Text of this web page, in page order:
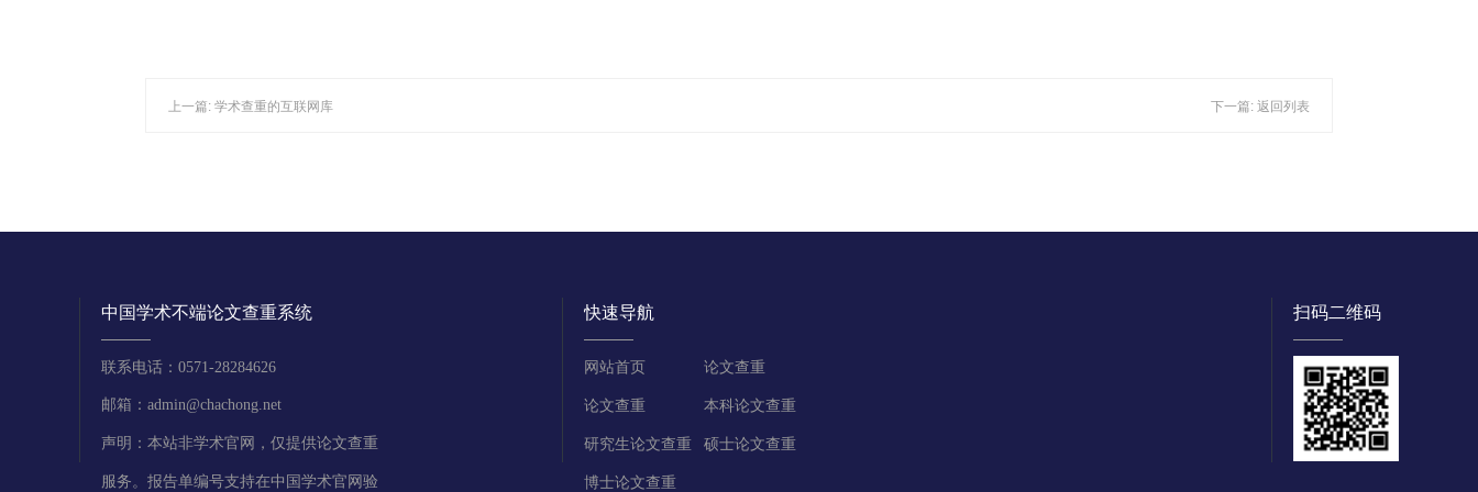
上一篇: 学术查重的互联网库 下一篇: 返回列表
中国学术不端论文查重系统
联系电话：0571-28284626
邮箱：admin@chachong.net
声明：本站非学术官网，仅提供论文查重
服务。报告单编号支持在中国学术官网验
快速导航 扫码二维码
网站首页 论文查重
论文查重 本科论文查重
研究生论文查重 硕士论文查重
博士论文查重